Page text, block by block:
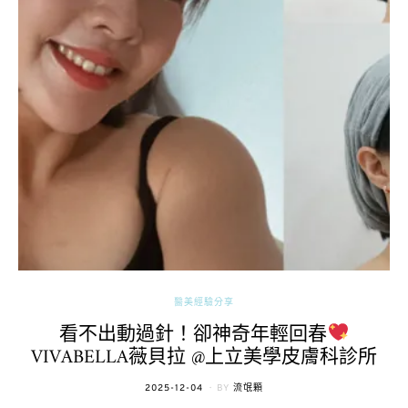
醫美經驗分享
看不出動過針！卻神奇年輕回春
VIVABELLA薇貝拉 @上立美學皮膚科診所
POSTED
2025-12-04 BY 流氓顆